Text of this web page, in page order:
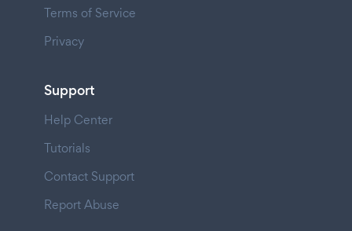
Terms of Service
Privacy
Support
Help Center
Tutorials
Contact Support
Report Abuse